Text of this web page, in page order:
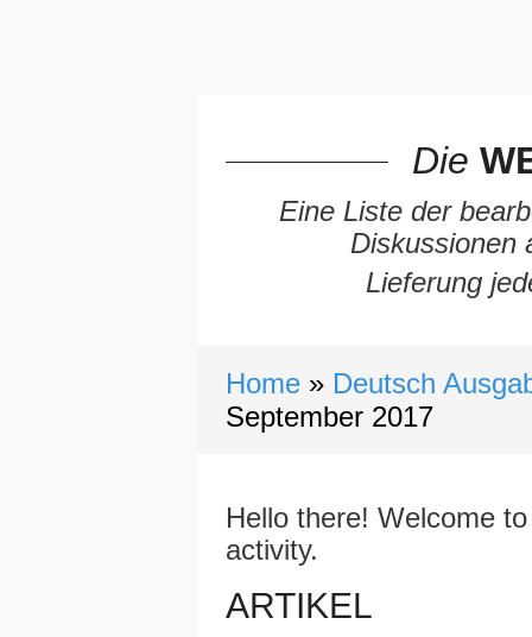
Die
Eine Liste der
Diskussionen
Lieferung
Home
Deutsch
September 2017
Hello there! Welcome
activity.
ARTIKEL